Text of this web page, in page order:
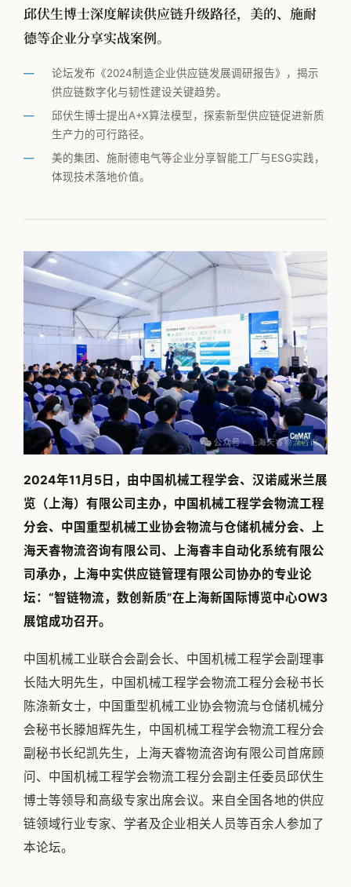
MMOG/LE
学术发表
物流咨询公司怎么选
公司简介
邱伏生
新闻动态
加入我们
邱伏生博士深度解读供应链升级路径，美的、施耐
德等企业分享实战案例。
论坛发布《2024制造企业供应链发展调研报告》，揭示
供应链数字化与韧性建设关键趋势。
邱伏生博士提出A+X算法模型，探索新型供应链促进新质
生产力的可行路径。
美的集团、施耐德电气等企业分享智能工厂与ESG实践，
体现技术落地价值。
2024年11月5日，由中国机械工程学会、汉诺威米兰展
览（上海）有限公司主办，中国机械工程学会物流工程
分会、中国重型机械工业协会物流与仓储机械分会、上
海天睿物流咨询有限公司、上海睿丰自动化系统有限公
司承办，上海中实供应链管理有限公司协办的专业论
坛：“智链物流，数创新质”在上海新国际博览中心OW3
展馆成功召开。
中国机械工业联合会副会长、中国机械工程学会副理事
长陆大明先生，中国机械工程学会物流工程分会秘书长
陈涤新女士，中国重型机械工业协会物流与仓储机械分
会秘书长滕旭辉先生，中国机械工程学会物流工程分会
副秘书长纪凯先生，上海天睿物流咨询有限公司首席顾
问、中国机械工程学会物流工程分会副主任委员邱伏生
博士等领导和高级专家出席会议。来自全国各地的供应
链领域行业专家、学者及企业相关人员等百余人参加了
本论坛。